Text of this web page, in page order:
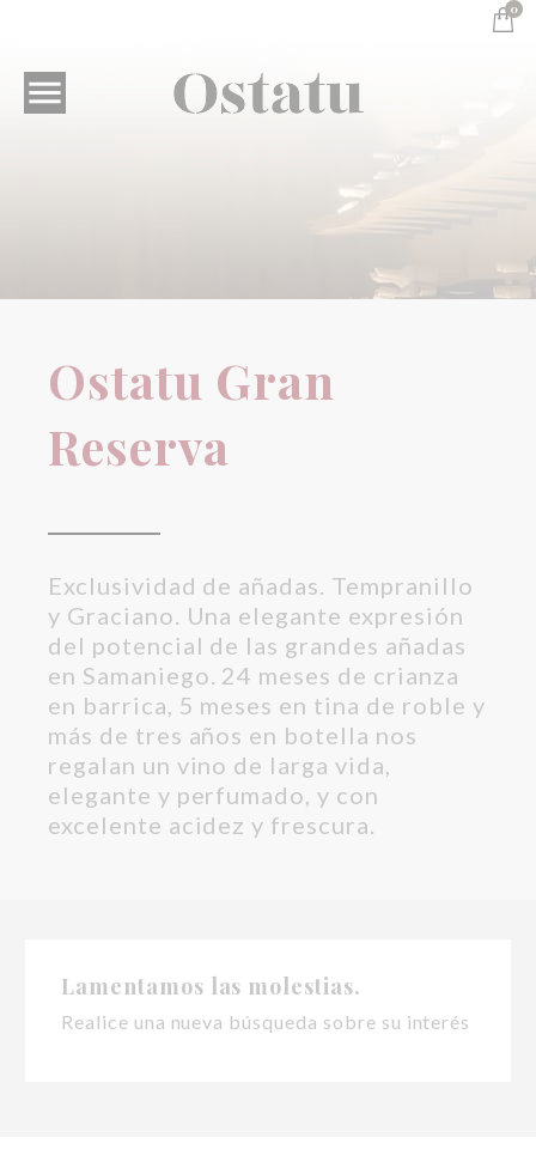
0

Ostatu Gran
Reserva
Exclusividad de añadas. Tempranillo
y Graciano. Una elegante expresión
del potencial de las grandes añadas
en Samaniego. 24 meses de crianza
en barrica, 5 meses en tina de roble y
más de tres años en botella nos
regalan un vino de larga vida,
elegante y perfumado, y con
excelente acidez y frescura.
Lamentamos las molestias.
Realice una nueva búsqueda sobre su interés